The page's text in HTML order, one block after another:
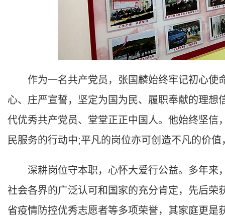
作为一名共产党员，张国麟始终牢记初心使
心、庄严宣誓，坚定为国为民、履职奉献的理
代优秀共产党员、堂堂正正中国人。他始终坚
民服务的行动中;平凡的岗位亦可创造不凡的价
深耕岗位守本职，心怀大爱行公益。多年来
社会各界的广泛认可和国家的充分肯定，先后荣
省疫情防控优秀志愿者等多项荣誉，其家庭更是